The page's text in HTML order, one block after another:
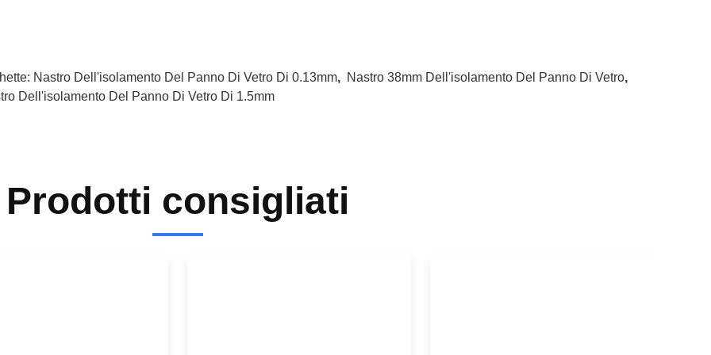
Nastro Dell'isolamento Del Panno Di Vetro Di 0.13mm, Nastro 38mm Dell'isolamento Del Panno Di Vetro,
Dell'isolamento Del Panno Di Vetro Di 1.5mm
Prodotti consigliati